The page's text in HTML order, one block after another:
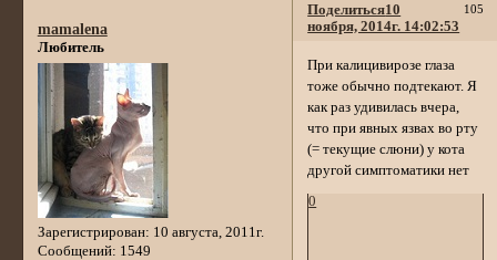
Поделиться 105
10
ноября, 2014г. 14:02:53
mamalena
Любитель
Зарегистрирован: 10 августа, 2011г.
Сообщений: 1549
При калицивирозе глаза
тоже обычно подтекают. Я
как раз удивилась вчера,
что при явных язвах во рту
(= текущие слюни) у кота
другой симптоматики нет
0